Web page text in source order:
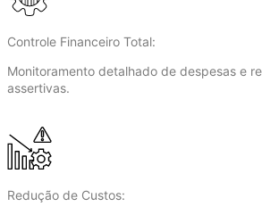
Controle Financeiro Total:
Monitoramento detalhado de despesas e
assertivas.
Redução de Custos: